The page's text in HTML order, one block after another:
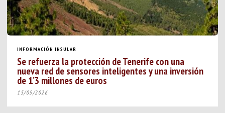
INFORMACIÓN INSULAR
Se refuerza la protección de Tenerife con una
nueva red de sensores inteligentes y una inversión
de 1’3 millones de euros
15/05/2026